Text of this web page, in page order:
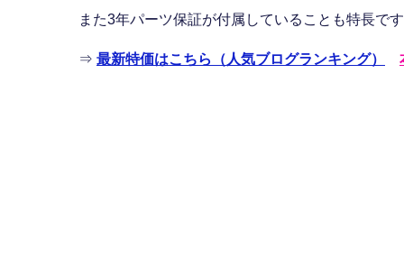
また3年パーツ保証が付属していることも特長で
⇒ 最新特価はこちら（人気ブログランキング）